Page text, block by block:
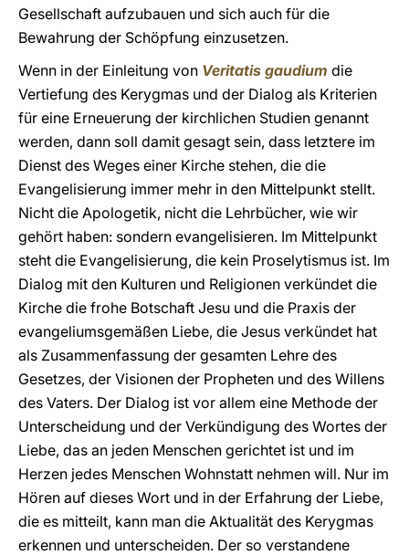
Gesellschaft aufzubauen und sich auch für die
Bewahrung der Schöpfung einzusetzen.
Wenn in der Einleitung von Veritatis gaudium die
Vertiefung des Kerygmas und der Dialog als Kriterien
für eine Erneuerung der kirchlichen Studien genannt
werden, dann soll damit gesagt sein, dass letztere im
Dienst des Weges einer Kirche stehen, die die
Evangelisierung immer mehr in den Mittelpunkt stellt.
Nicht die Apologetik, nicht die Lehrbücher, wie wir
gehört haben: sondern evangelisieren. Im Mittelpunkt
steht die Evangelisierung, die kein Proselytismus ist. Im
Dialog mit den Kulturen und Religionen verkündet die
Kirche die frohe Botschaft Jesu und die Praxis der
evangeliumsgemäßen Liebe, die Jesus verkündet hat
als Zusammenfassung der gesamten Lehre des
Gesetzes, der Visionen der Propheten und des Willens
des Vaters. Der Dialog ist vor allem eine Methode der
Unterscheidung und der Verkündigung des Wortes der
Liebe, das an jeden Menschen gerichtet ist und im
Herzen jedes Menschen Wohnstatt nehmen will. Nur im
Hören auf dieses Wort und in der Erfahrung der Liebe,
die es mitteilt, kann man die Aktualität des Kerygmas
erkennen und unterscheiden. Der so verstandene